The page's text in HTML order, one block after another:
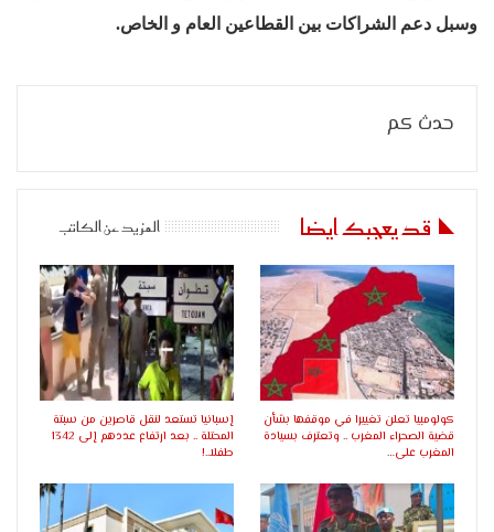
وسبل دعم الشراكات بين القطاعين العام و الخاص.
حدث كم
قد يعجبك ايضا المزيد عن الكاتب
كولومبيا تعلن تغييرا في موقفها بشأن
قضية الصحراء المغرب .. وتعترف بسيادة
المغرب على…
إسبانيا تستعد لنقل قاصرين من سبتة
المحتلة .. بعد ارتفاع عددهم إلى 1342
طفلا..!